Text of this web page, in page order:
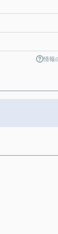
情報